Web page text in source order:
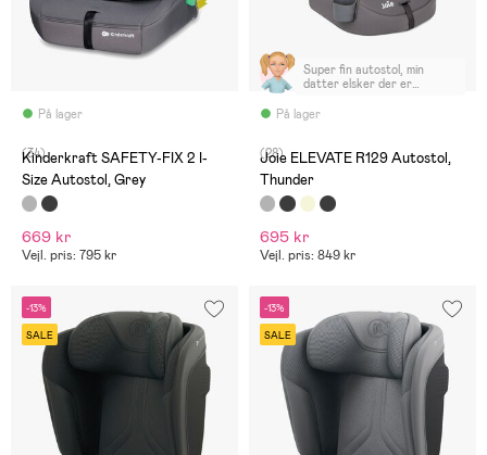
På lager
(34)
Kinderkraft SAFETY-FIX 2 I-
Size Autostol, Grey
669 kr
Vejl. pris: 795 kr
På lager
Super fin autostol, min
datter elsker der er
anbefaling herfra
(28)
Joie ELEVATE R129 Autostol,
Thunder
695 kr
Vejl. pris: 849 kr
-13%
SALE
-13%
SALE